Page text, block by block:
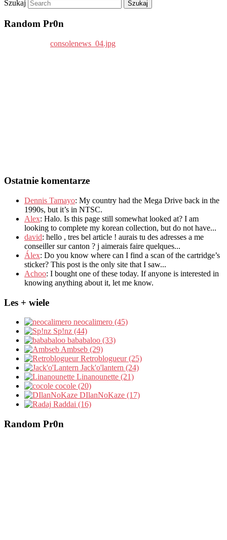
Szukaj
Random Pr0n
Ostatnie komentarze
Dennis Tamayo: My country had the Mega Drive back in the
1990s, but it’s in NTSC.
Alex: Halo. Is this page still somewhat looked at? I am
looking to complete my korean collection, but do not have...
david: hello , tres bel article ! aurais tu des adresses a me
conseiller sur canton ? j aimerais faire quelques...
Álex: Do you know where can I find a scan of the cartridge’s
sticker? This post is the only site that I saw...
Achoo: I bought one of these today. If anyone is interested in
knowing anything about it, let me know.
Les + wiele
neocalimero (45)
Sp!nz (44)
bababaloo (33)
Ambseb (29)
Retroblogueur (25)
Jack'o'lantern (24)
Linanounette (21)
cocole (20)
DIlanNoKaze (17)
Raddai (16)
Random Pr0n